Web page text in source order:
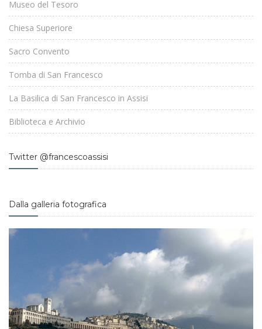
Museo del Tesoro
Chiesa Superiore
Sacro Convento
Tomba di San Francesco
La Basilica di San Francesco in Assisi
Biblioteca e Archivio
Twitter @francescoassisi
Dalla galleria fotografica